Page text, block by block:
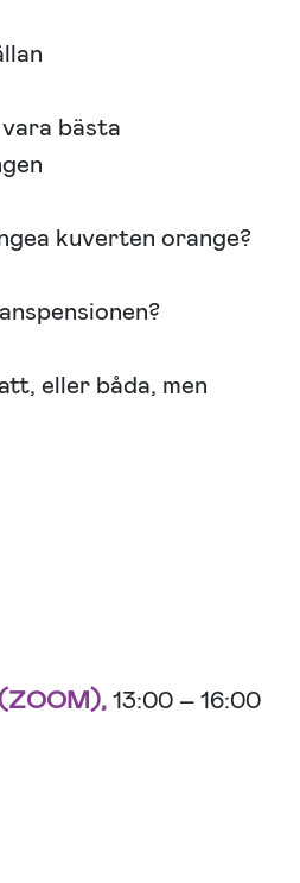
bästa
kuverten orange?
eller båda, men
13:00 – 16:00